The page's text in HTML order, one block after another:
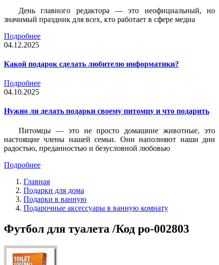
День главного редактора — это неофициальный, но
значимый праздник для всех, кто работает в сфере медиа
Подробнее
04.12.2025
Какой подарок сделать любителю информатики?
Подробнее
04.10.2025
Нужно ли делать подарки своему питомцу и что подарить
Питомцы — это не просто домашние животные, это
настоящие члены нашей семьи. Они наполняют наши дни
радостью, преданностью и безусловной любовью
Подробнее
Главная
Подарки для дома
Подарки в ванную
Подарочные аксессуары в ванную комнату
Футбол для туалета /Код po-002803